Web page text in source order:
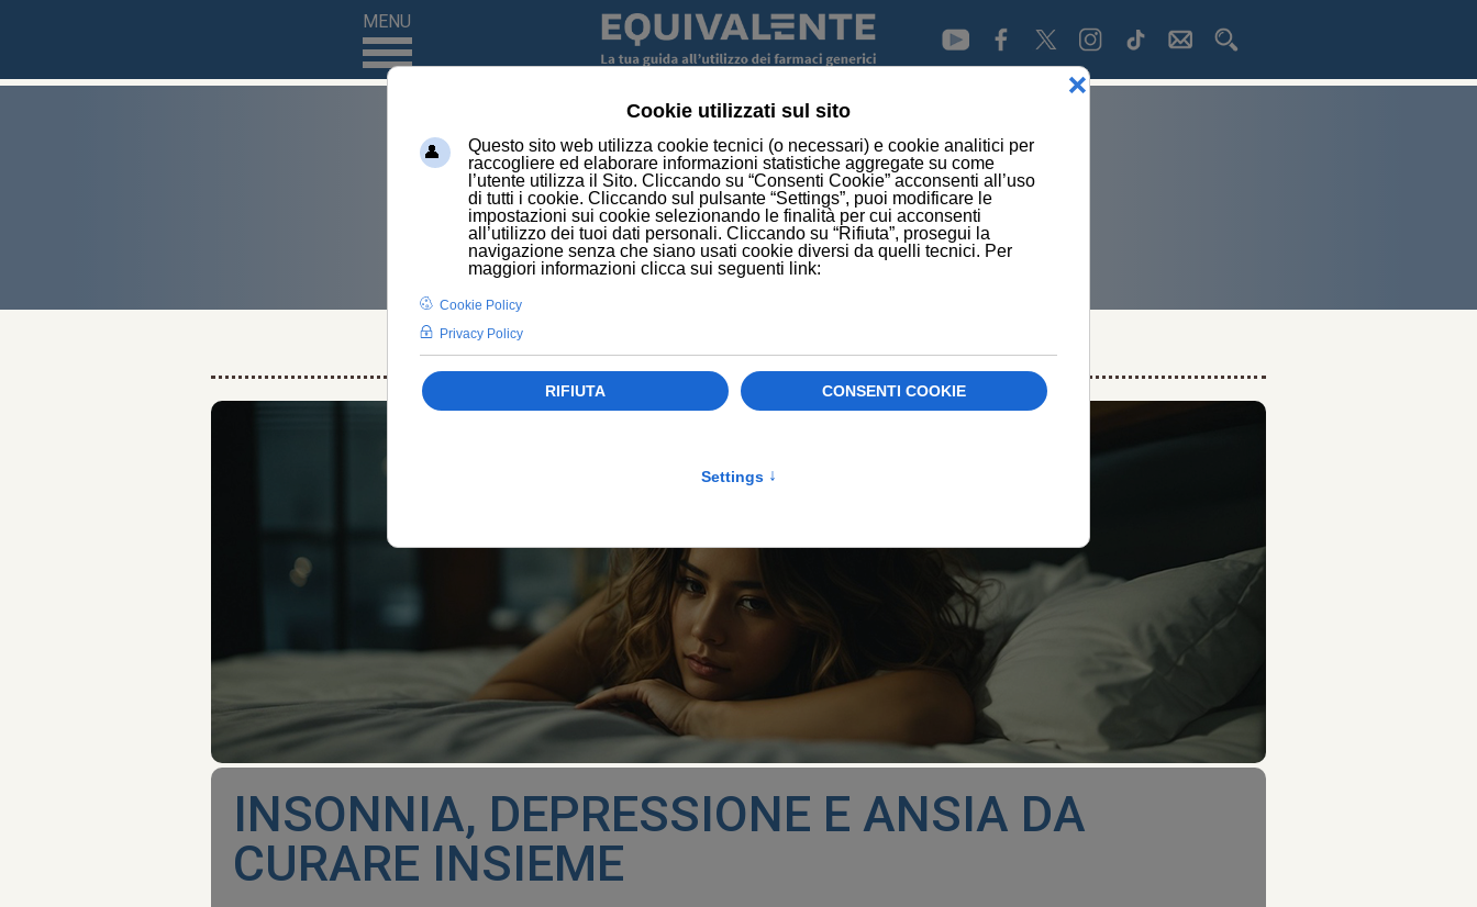
MENU
HOME NEWS
INSONNIA, DEPRESSIONE E ANSIA DA
CURARE INSIEME